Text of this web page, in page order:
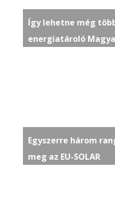
Így lehetne még
energiatároló
Egyszerre három
meg az EU-SOLAR